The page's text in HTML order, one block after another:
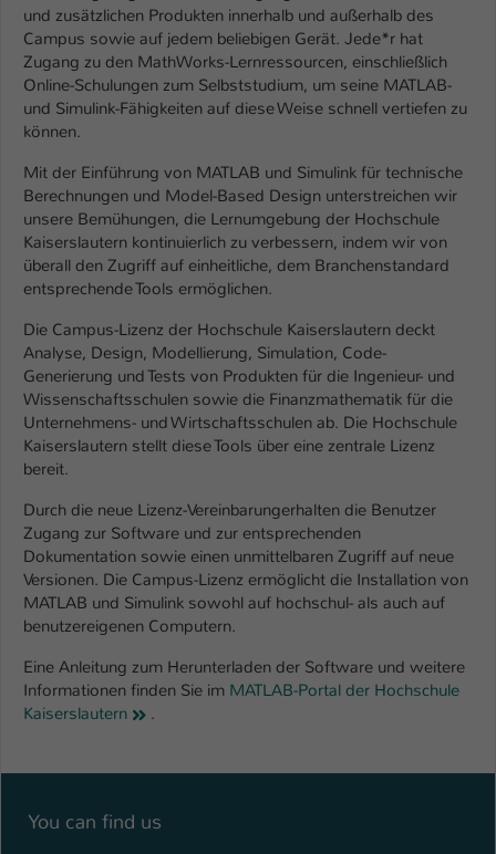
und zusätzlichen Produkten innerhalb und außerhalb des
Campus sowie auf jedem beliebigen Gerät. Jede*r hat
Zugang zu den MathWorks-Lernressourcen, einschließlich
Online-Schulungen zum Selbststudium, um seine MATLAB-
und Simulink-Fähigkeiten auf diese Weise schnell vertiefen zu
können.
Mit der Einführung von MATLAB und Simulink für technische
Berechnungen und Model-Based Design unterstreichen wir
unsere Bemühungen, die Lernumgebung der Hochschule
Kaiserslautern kontinuierlich zu verbessern, indem wir von
überall den Zugriff auf einheitliche, dem Branchenstandard
entsprechende Tools ermöglichen.
Die Campus-Lizenz der Hochschule Kaiserslautern deckt
Analyse, Design, Modellierung, Simulation, Code-
Generierung und Tests von Produkten für die Ingenieur- und
Wissenschaftsschulen sowie die Finanzmathematik für die
Unternehmens- und Wirtschaftsschulen ab. Die Hochschule
Kaiserslautern stellt diese Tools über eine zentrale Lizenz
bereit.
Durch die neue Lizenz-Vereinbarungerhalten die Benutzer
Zugang zur Software und zur entsprechenden
Dokumentation sowie einen unmittelbaren Zugriff auf neue
Versionen. Die Campus-Lizenz ermöglicht die Installation von
MATLAB und Simulink sowohl auf hochschul- als auch auf
benutzereigenen Computern.
Eine Anleitung zum Herunterladen der Software und weitere
Informationen finden Sie im MATLAB-Portal der Hochschule
Kaiserslautern
.
You can find us
Zweck
Einstellungen. Unter anderem eine zufällig
generierte ID, für die historische
Speicherung Ihrer vorgenommen
Einstellungen, falls der Webseiten-
Betreiber dies eingestellt hat.
Name fe_typo_user / PHPSESSID
Anbieter TYPO3
Laufzeit 1 Woche
Cookie von TYPO3. Es speichert im Fall
eines Intranet-Logins die Session-ID. So
kann der eingeloggte Benutzer
wiedererkannt werden und es wird ihm
Zugang zu geschützten Bereichen
Name be_typo_user
Anbieter TYPO3
Laufzeit 1 Tag
Zweck
Dieser Cookie teilt der Webseite mit, ob
ein Besucher im Typo3-Backend
angemeldet ist und Rechte besitzt diese